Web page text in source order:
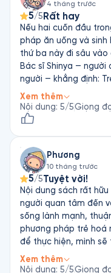
của giấc ngủ, Nhân Tố
bạn nhiều khám phá
mất lại trở nên trẻ
có gì đặc biệt, ăn kiêng
sức khỏe, nước tinh
các nghệ sĩ piano
hưởng đến quá trình lão
4 tháng trước
5/5 Rất hay
Nếu hai cuốn đầu
pháp ăn uống và
thứ ba này đi sâu
Bác sĩ Shinya —
người — khẳng định:
phẩm bên ngoài, mà
Trẻ hóa là một lựa
ăn uống và lối sống,
thể trẻ trung."
Xem thêm
Nội dung: 5/5Giọng
Phương
10 tháng trước
5/5Tuyệt vời!
Nội dung sách rất
người quan tâm đến
sống lành mạnh,
phương pháp trẻ hoá
để thực hiện, mình
Cảm ơn Fonos đã
ko đủ thời gian đọc
Xem thêm
Nội dung: 5/5Giọng